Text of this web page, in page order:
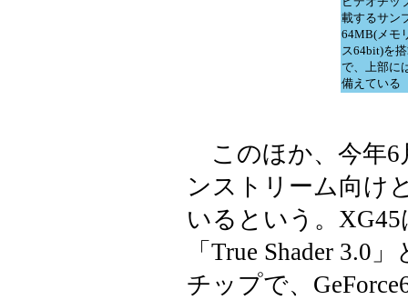
載するサン
64MB(メモ
ス64bit)を
で、上部に
備えている
このほか、今年6
ンストリーム向け
いるという。XG45
「True Shader 3.0
チップで、